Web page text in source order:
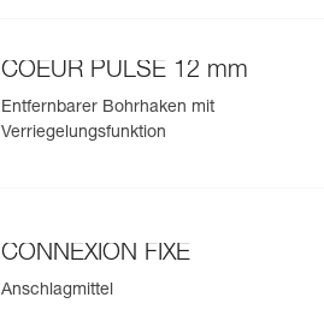
COEUR PULSE 12 mm
Entfernbarer Bohrhaken mit
Verriegelungsfunktion
CONNEXION FIXE
Anschlagmittel